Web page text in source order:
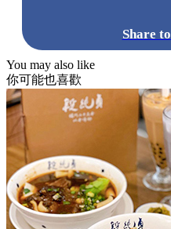
Share
You may also like
你可能也喜歡